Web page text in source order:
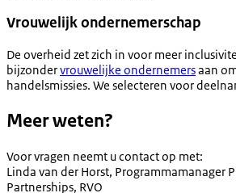
Vrouwelijk ondernemerschap
De overheid zet zich in voor meer
bijzondervrouwelijke ondernemersaan
handelsmissies. We selecteren voor
Meer weten?
Voor vragen neemt u contact op met:
Linda van der Horst, Programmamanager
Partnerships, RVO